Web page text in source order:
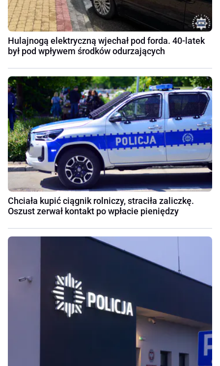
Hulajnogą elektryczną wjechał pod forda. 40-latek
był pod wpływem środków odurzających
Chciała kupić ciągnik rolniczy, straciła zaliczkę.
Oszust zerwał kontakt po wpłacie pieniędzy